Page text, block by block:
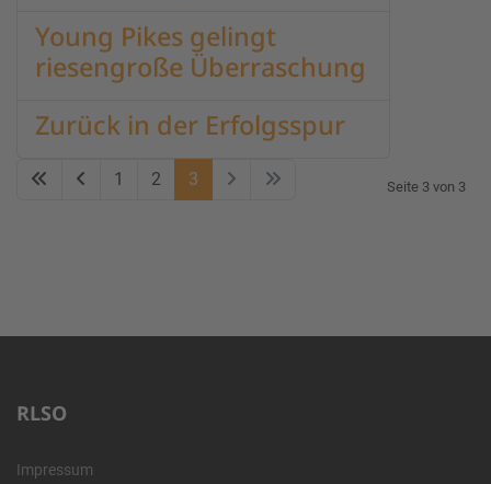
Young Pikes gelingt
riesengroße Überraschung
Zurück in der Erfolgsspur
Seite 3 von 3
1 2 3
RLSO
Impressum